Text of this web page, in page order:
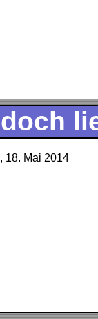
18. Mai 2014